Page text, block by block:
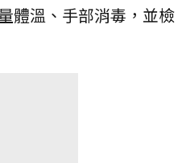
體溫、手部消毒，並檢